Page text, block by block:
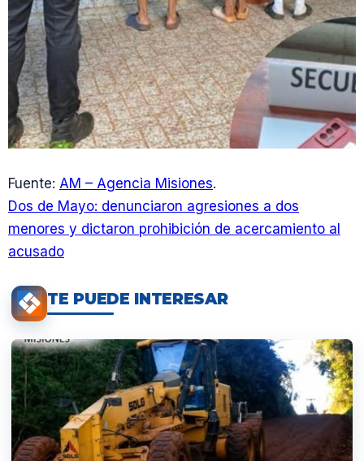
Fuente: AM – Agencia Misiones.
Dos de Mayo: denunciaron agresiones a dos
menores y dictaron prohibición de acercamiento al
acusado
TE PUEDE INTERESAR